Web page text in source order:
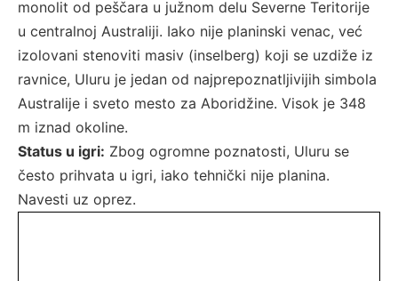
monolit od peščara u južnom delu Severne Teritorije
u centralnoj Australiji. Iako nije planinski venac, već
izolovani stenoviti masiv (inselberg) koji se uzdiže iz
ravnice, Uluru je jedan od najprepoznatljivijih simbola
Australije i sveto mesto za Aboridžine. Visok je 348
m iznad okoline.
Status u igri: Zbog ogromne poznatosti, Uluru se
često prihvata u igri, iako tehnički nije planina.
Navesti uz oprez.